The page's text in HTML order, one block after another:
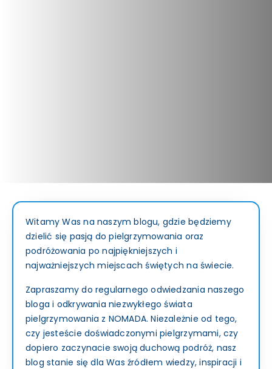
Witamy Was na naszym blogu, gdzie będziemy
dzielić się pasją do pielgrzymowania oraz
podróżowania po najpiękniejszych i
najważniejszych miejscach świętych na świecie.
Zapraszamy do regularnego odwiedzania naszego
bloga i odkrywania niezwykłego świata
pielgrzymowania z NOMADA. Niezależnie od tego,
czy jesteście doświadczonymi pielgrzymami, czy
dopiero zaczynacie swoją duchową podróż, nasz
blog stanie się dla Was źródłem wiedzy, inspiracji i